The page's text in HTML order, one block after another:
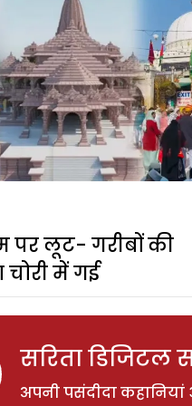
पर लूट- गरीबों की
में गई
सरिता डिजिटल
अपनी पसंदीदा